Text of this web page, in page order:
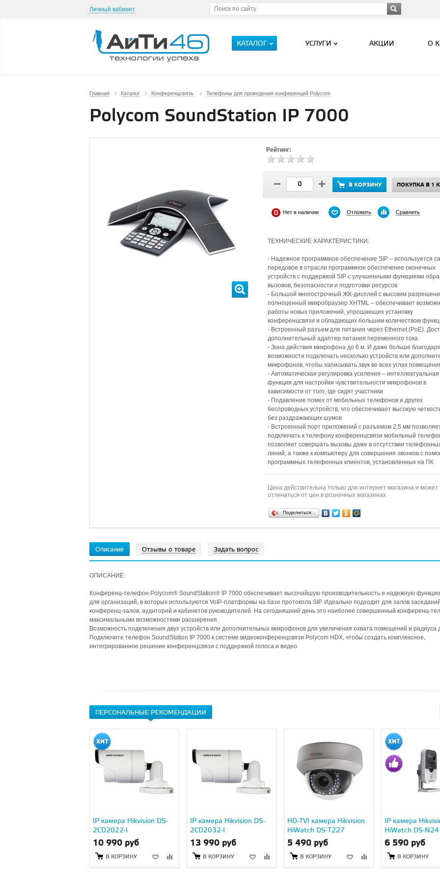
Личный кабинет
КАТАЛОГ УСЛУГИ АКЦИИ О
Главная Каталог Конференцсвязь Телефоны для проведения конференций Polycom
Polycom SoundStation IP 7000
Рейтинг:
В КОРЗИНУ ПОКУПКА В 1
Нет в наличии Отложить Сравнить
ТЕХНИЧЕСКИЕ ХАРАКТЕРИСТИКИ:
- Надежное программное обеспечение SIP – используется
передовое в отрасли программное обеспечение оконечных
устройств с поддержкой SIP с улучшенными функциями
вызовов, безопасности и подготовки ресурсов
- Большой многострочный ЖК-дисплей с высоким
полноценный микробраузер XHTML – обеспечивает
работы новых приложений, упрощающих установку
конференцсвязи и обладающих большим количеством
- Встроенный разъем для питания через Ethernet (PoE).
дополнительный адаптер питания переменного тока
- Зона действия микрофона до 6 м. И даже больше благодаря
возможности подключать несколько устройств или
микрофонов, чтобы записывать звук во всех углах
- Автоматическая регулировка усиления – интеллектуальная
функция для настройки чувствительности микрофонов в
зависимости от того, где сидят участники
- Подавление помех от мобильных телефонов и других
беспроводных устройств, что обеспечивает высокую
без раздражающих шумов
- Встроенный порт приложений с разъемом 2,5 мм
подключать к телефону конференцсвязи мобильный
позволяет совершать вызовы даже в отсутствии
линий, а также к компьютеру для совершения звонков с
программных телефонных клиентов, установленных на ПК
Цена действительна только для интернет-магазина и может
отличаться от цен в розничных магазинах
Поделиться…
Описание Отзывы о товаре Задать вопрос
ОПИСАНИЕ:
Конференц-телефон Polycom® SoundStation® IP 7000 обеспечивает высочайшую производительность и надежную
для организаций, в которых используются VoIP-платформы на базе протокола SIP. Идеально подходит для залов
конференц-залов, аудиторий и кабинетов руководителей. На сегодняшний день это наиболее совершенный конференц-
максимальными возможностями расширения.
Возможность подключения двух устройств или дополнительных микрофонов для увеличения охвата помещений и радиуса
Подключите телефон SoundStation IP 7000 к системе видеоконференцсвязи Polycom HDX, чтобы создать комплексное,
интегрированное решение конференцсвязи с поддержкой голоса и видео.
ПЕРСОНАЛЬНЫЕ РЕКОМЕНДАЦИИ
IP камера Hikvision DS-
2CD2022-I
10 990 руб
В КОРЗИНУ
IP камера Hikvision DS-
2CD2032-I
13 990 руб
В КОРЗИНУ
HD-TVI камера Hikvision
HiWatch DS-T227
5 490 руб
В КОРЗИНУ
IP камера
HiWatch DS-
6 590 руб
В КОРЗИНУ